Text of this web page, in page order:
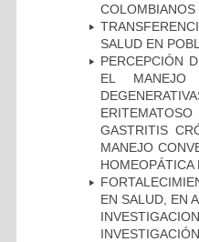
SALUD EN
PERCEPCIÓN
EL MANEJO
GASTRITIS
MANEJO
EN SALUD, EN